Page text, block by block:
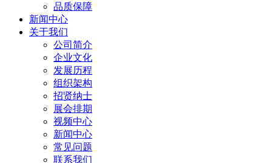
品质保障
新闻中心
关于我们
公司简介
企业文化
发展历程
组织架构
招贤纳士
展会排期
视频中心
新闻中心
常见问题
联系我们